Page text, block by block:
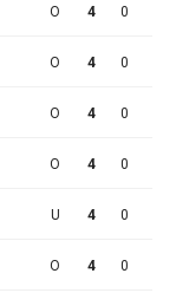
O 4 0
O 4 0
O 4 0
O 4 0
U 4 0
O 4 0